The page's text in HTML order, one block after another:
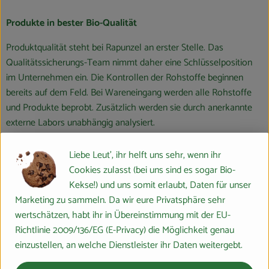
Produkte in bester Bio-Qualität
Produktqualität steht bei Rapunzel an erster Stelle. Das
Qualitätssicherungs-Team nimmt daher eine Schlüsselposition
im Unternehmen ein. Die Kontrollen der Rohstoffe beginnen
bereits auf dem Feld. Bei Wareneingang werden alle Rohstoffe
und Produkte beprobt. Zusätzlich werden sie durch anerkannte
externe Labors unabhängig analysiert.
Wie schon zu Beginn liegen Rapunzel auch heute die
persönlichen Kontakte zu den Lieferanten und langfristige
Partnerschaften besonders am Herzen. Besuche vor Ort,
Beratung durch eigene Agrar-Ingenieure und der rege Austausch
miteinander sichern die einwandfreie Qualität der Rohstoffe ab.
Das schafft Transparenz - vom Feld bis zum Teller des
Verbrauchers.
Liebe Leut', ihr helft uns sehr, wenn ihr
Cookies zulasst (bei uns sind es sogar Bio-
Kekse!) und uns somit erlaubt, Daten für unser
Marketing zu sammeln. Da wir eure Privatsphäre sehr
wertschätzen, habt ihr in Übereinstimmung mit der EU-
Richtlinie 2009/136/EG (E-Privacy) die Möglichkeit genau
einzustellen, an welche Dienstleister ihr Daten weitergebt.